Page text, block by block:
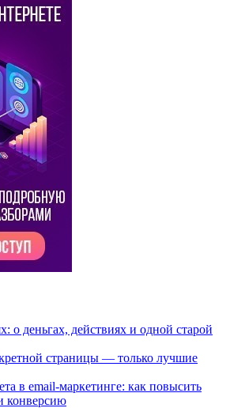
о деньгах, действиях и одной старой
страницы — только лучшие
в email-маркетинге: как повысить
конверсию